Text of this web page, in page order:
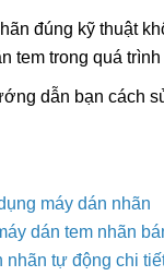
đúng kỹ thuật
tem trong quá trình
dẫn bạn cách
máy dán nhãn
dán tem nhãn
tự động chi
Tự
380F